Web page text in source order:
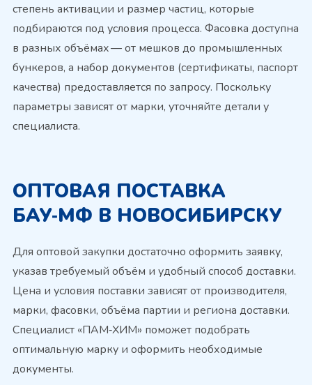
степень активации и размер частиц, которые
подбираются под условия процесса. Фасовка доступна
в разных объёмах — от мешков до промышленных
бункеров, а набор документов (сертификаты, паспорт
качества) предоставляется по запросу. Поскольку
параметры зависят от марки, уточняйте детали у
специалиста.
ОПТОВАЯ ПОСТАВКА
БАУ‑МФ В НОВОСИБИРСКУ
Для оптовой закупки достаточно оформить заявку,
указав требуемый объём и удобный способ доставки.
Цена и условия поставки зависят от производителя,
марки, фасовки, объёма партии и региона доставки.
Специалист «ПАМ‑ХИМ» поможет подобрать
оптимальную марку и оформить необходимые
документы.